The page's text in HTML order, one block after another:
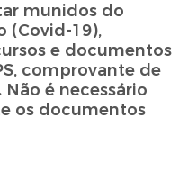
munidos do
(Covid-19),
e documentos
comprovante de
é necessário
os documentos